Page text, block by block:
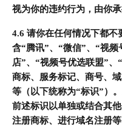
视为你的违约行为，由你承
4.6 请你在任何情况下都
含“腾讯”、“微信”、“视
店”、“视频号优选联盟”
商标、服务标记、商号、
等（以下统称为“标识”）
前述标识以单独或结合其
注册商标、进行域名注册